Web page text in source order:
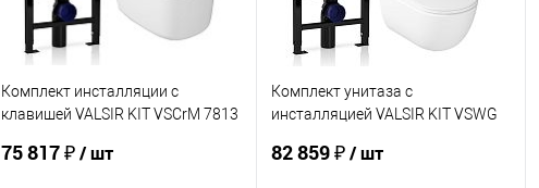
Комплект инсталляции с
клавишей VALSIR KIT VSCrM 7813
75 817 ₽/ шт
Комплект унитаза с
инсталляцией VALSIR KIT VSWG
82 859 ₽/ шт